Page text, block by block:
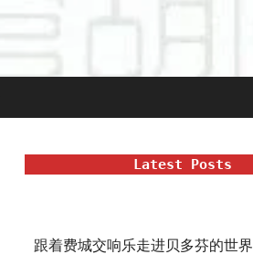
Latest Posts
跟着费城交响乐走进贝多芬的世界